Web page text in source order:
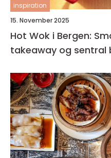
inspiration
15. November 2025
Hot Wok i Bergen:
takeaway og sentral